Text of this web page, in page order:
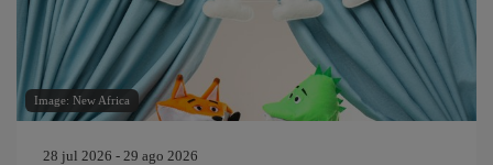
Image: New Africa
28 jul 2026 - 29 ago 2026